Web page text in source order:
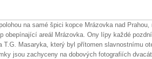
na samé špici kopce Mrázovka nad
obepínající areál Mrázovka. Ony lípy každé
T.G. Masaryka, který byl přítomen slavnostnímu
jsou zachyceny na dobových fotografiích